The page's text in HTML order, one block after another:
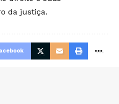
da justiça.